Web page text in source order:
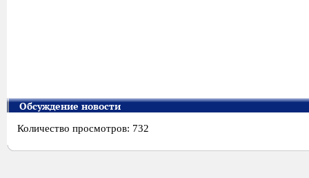
Обсуждение новости
Количество просмотров: 732